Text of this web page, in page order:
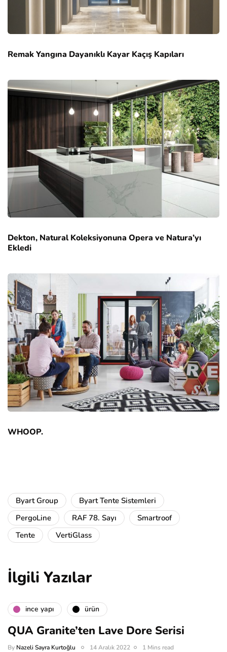
Remak Yangına Dayanıklı Kayar Kaçış Kapıları
Dekton, Natural Koleksiyonuna Opera ve Natura’yı
Ekledi
WHOOP.
Byart Group
Byart Tente Sistemleri
PergoLine
RAF 78. Sayı
Smartroof
Tente
VertiGlass
İlgili Yazılar
i̇nce yapı ürün
QUA Granite’ten Lave Dore Serisi
By Nazeli Sayra Kurtoğlu 14 Aralık 2022 1 Mins read